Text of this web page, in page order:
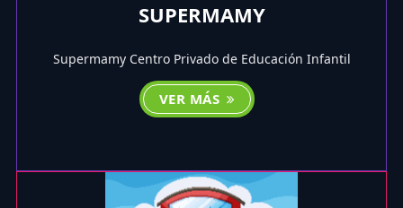
SUPERMAMY
Supermamy Centro Privado de Educación Infantil
VER MÁS